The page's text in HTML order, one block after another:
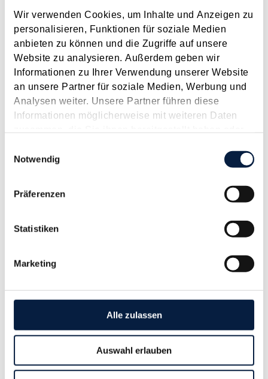
Wir verwenden Cookies, um Inhalte und Anzeigen zu
personalisieren, Funktionen für soziale Medien
anbieten zu können und die Zugriffe auf unsere
Website zu analysieren. Außerdem geben wir
Informationen zu Ihrer Verwendung unserer Website
an unsere Partner für soziale Medien, Werbung und
Analysen weiter. Unsere Partner führen diese
Informationen möglicherweise mit weiteren Daten
gesammelt haben.
Notwendig
Präferenzen
Statistiken
Marketing
Alle zulassen
Auswahl erlauben
Mai 2016
Die Formvorschriften für Anbringen an die Finanzverwaltung
(Erklärungen, Anträge, Beantwortung von Bedenkenvorhalten,
Rechtsmittel usw.) haben sich über die Jahre immer wieder
geändert, dabei jedoch nur zum Teil an die modernen
Kommunikationsmittel angepasst....
Langtext
Verrechnungskonto
Forderungen von Kapitalgesellschaften (GmbH, AG)
in der Gesellschaft auch die Geschäftsführerfunktion
bekleiden, werden von der Finanzverwaltung traditionell
Es ist der fehlende Interessensgegensatz (wie er